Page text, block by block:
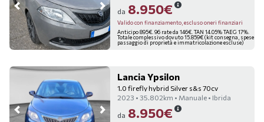
da 8.950€
Valido con finanziamento, escluso oneri finanziari
Anticipo 895€. 96 rate da 146€. TAN 14.05% TAEG 17%.
Totale complessivo dovuto 15.859€ (kit consegna, spese
passaggio di proprietà e immatricolazione escluse)
Lancia Ypsilon
1.0 firefly hybrid Silver s&s 70cv
2023 • 35.802km • Manuale • Ibrida
da 8.950€